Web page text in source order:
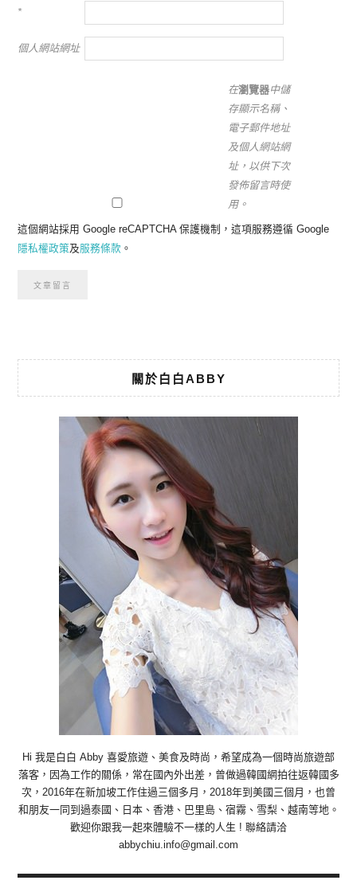
*
個人網站網址
在瀏覽器中儲
存顯示名稱、
電子郵件地址
及個人網站網
址，以供下次
發佈留言時使
用。
這個網站採用 Google reCAPTCHA 保護機制，這項服務遵循 Google
隱私權政策及服務條款 。
關於白白ABBY
Hi 我是白白 Abby 喜愛旅遊、美食及時尚，希望成為一個時尚旅遊部
落客，因為工作的關係，常在國內外出差，曾做過韓國網拍往返韓國多
次，2016年在新加坡工作住過三個多月，2018年到美國三個月，也曾
和朋友一同到過泰國、日本、香港、巴里島、宿霧、雪梨、越南等地。
歡迎你跟我一起來體驗不一樣的人生 ! 聯絡請洽
abbychiu.info@gmail.com